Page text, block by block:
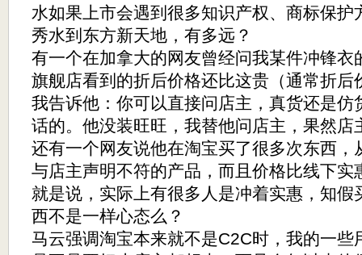
水如果上市会遇到很多知识产权、商标保护
秀水到东方新天地，有多远？
有一个在加拿大的网友曾经问我某件冲锋衣
旗舰店看到的折后价格还比这贵（通常折后
我告诉他：你可以直接问店主，真货还是仿
话的。他没装旺旺，我替他问店主，果然店
还有一个网友说他在淘宝买了很多次东西，
与店主声明不符的产品，而且价格比线下实
就是说，实际上有很多人是冲着实惠，知假
西不是一样心态么？
马云强调淘宝本来就不是C2C时，我的一些